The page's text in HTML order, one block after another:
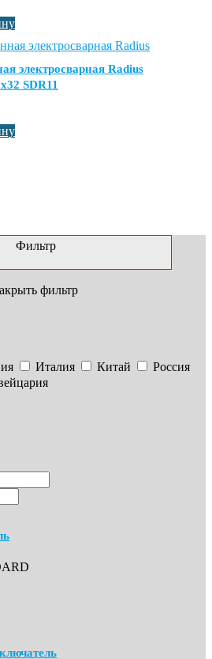
электросварная Radius
SDR11
Фильтр
фильтр
Италия Китай
Россия